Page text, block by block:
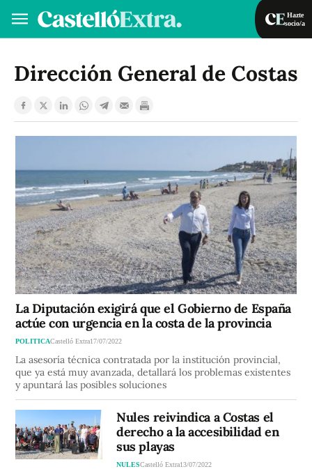
Hazte
socio/a
VA
Dirección General de Costas
La Diputación exigirá que el Gobierno de España
actúe con urgencia en la costa de la provincia
POLITICACastelló Extra17/07/2022
La asesoría técnica contratada por la institución provincial,
que ya está muy avanzada, detallará los problemas existentes
y apuntará las posibles soluciones
Nules reivindica a Costas el
derecho a la accesibilidad en
sus playas
NULESCastelló Extra13/07/2022